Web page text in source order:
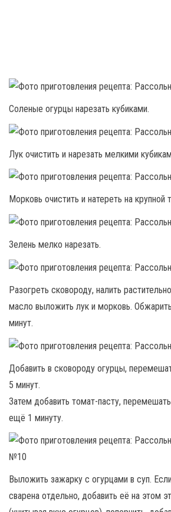
Соленые огурцы нарезать кубиками.
Лук очистить и нарезать мелкими
Морковь очистить и натереть на крупной
Зелень мелко нарезать.
Разогреть сковороду, налить
масло выложить лук и морковь.
минут.
Добавить в сковороду огурцы,
5 минут.
Затем добавить томат-пасту,
ещё 1 минуту.
Выложить зажарку с огурцами в суп.
сварена отдельно, добавить её на этом